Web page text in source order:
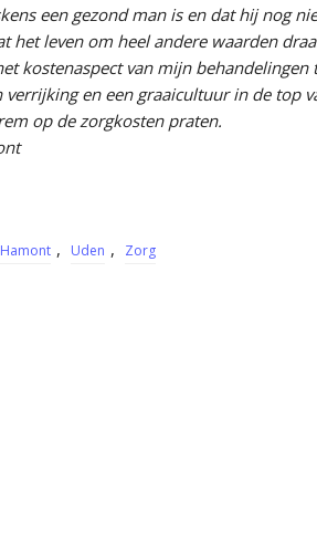
een gezond man is en dat hij nog
het leven om heel andere waarden
kostenaspect van mijn
verrijking en een graaicultuur in de top
op de zorgkosten praten.
, Uden , Zorg